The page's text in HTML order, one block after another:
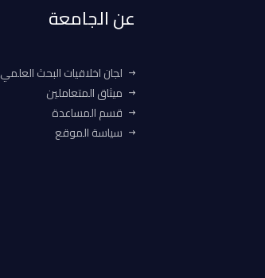
عن الجامعة
لجان اخلاقيات البحث العلمي
ميثاق المتعاملين
قسم المساعدة
سياسة الموقع